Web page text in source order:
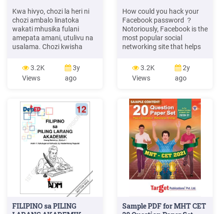
Kwa hivyo, chozi la heri ni
chozi ambalo linatoka
wakati mhusika fulani
amepata amani, utulivu na
usalama. Chozi kwisha
mafanikio. Maana nyingine
nekana ni chozi (la)
afadhaliboranafuu. Kwa
wakatimanenohayomawili
yame
3.2K
Views
3y
ago
How could you hack your
Facebook password ？
Notoriously, Facebook is the
most popular social
networking site that helps
life with friends. If our life,
basically everyone has a
Facebook account, so that
asking for Facebook
Password hacking in the
Internet just because they
forgot Facebook login .
3.2K
Views
2y
ago
FILIPINO sa PILING
Sample PDF for MHT CET